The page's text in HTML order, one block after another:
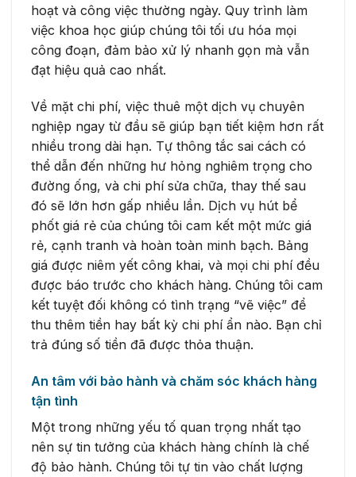
hoạt và công việc thường ngày. Quy trình làm
việc khoa học giúp chúng tôi tối ưu hóa mọi
công đoạn, đảm bảo xử lý nhanh gọn mà vẫn
đạt hiệu quả cao nhất.
Về mặt chi phí, việc thuê một dịch vụ chuyên
nghiệp ngay từ đầu sẽ giúp bạn tiết kiệm hơn rất
nhiều trong dài hạn. Tự thông tắc sai cách có
thể dẫn đến những hư hỏng nghiêm trọng cho
đường ống, và chi phí sửa chữa, thay thế sau
đó sẽ lớn hơn gấp nhiều lần. Dịch vụ hút bể
phốt giá rẻ của chúng tôi cam kết một mức giá
rẻ, cạnh tranh và hoàn toàn minh bạch. Bảng
giá được niêm yết công khai, và mọi chi phí đều
được báo trước cho khách hàng. Chúng tôi cam
kết tuyệt đối không có tình trạng “vẽ việc” để
thu thêm tiền hay bất kỳ chi phí ẩn nào. Bạn chỉ
trả đúng số tiền đã được thỏa thuận.
An tâm với bảo hành và chăm sóc khách hàng
tận tình
Một trong những yếu tố quan trọng nhất tạo
nên sự tin tưởng của khách hàng chính là chế
độ bảo hành. Chúng tôi tự tin vào chất lượng